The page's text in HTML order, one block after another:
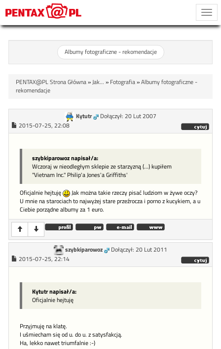
Albumy fotograficzne - rekomendacje
PENTAX@PL Strona Główna»Jak... » Fotografia»Albumy fotograficzne -
rekomendacje
Kytutr
Dołączył: 20 Lut 2007
2015-07-25, 22:08
szybkiparowoz napisał/a:
Wczoraj w nieodległym sklepie ze starzyzną (...) kupiłem
"Vietnam Inc." Philip'a Jones'a Griffiths'
Oficjalnie hejtuję
Jak można takie rzeczy pisać ludziom w żywe oczy?
U mnie na starociach to najwyżej stare przeźrocza i porno z kucykiem, a u
Ciebie porządne albumy za 1 euro.
szybkiparowoz
Dołączył: 20 Lut 2011
2015-07-25, 22:14
Kytutr napisał/a:
Oficjalnie hejtuję
Przyjmuję na klatę.
I uśmiecham się od u. do u. z satysfakcją.
Ha, lekko nawet triumfalnie :-)